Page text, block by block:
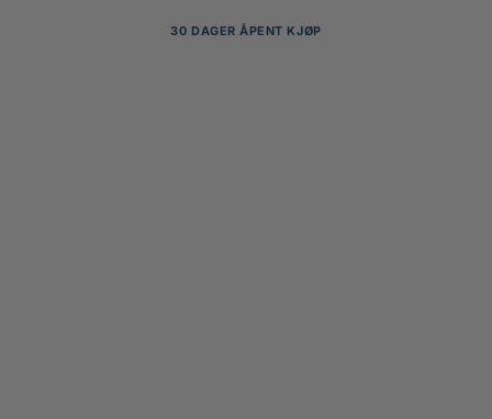
30 DAGER ÅPENT KJØP